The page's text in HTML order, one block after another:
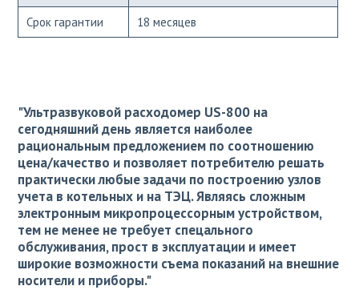
Срок гарантии 18 месяцев
"Ультразвуковой расходомер US-800 на
сегодняшний день является наиболее
рациональным предложением по соотношению
цена/качество и позволяет потребителю решать
практически любые задачи по построению узлов
учета в котельных и на ТЭЦ. Являясь сложным
электронным микропроцессорным устройством,
тем не менее не требует спецального
обслуживания, прост в эксплуатации и имеет
широкие возможности съема показаний на внешние
носители и приборы."